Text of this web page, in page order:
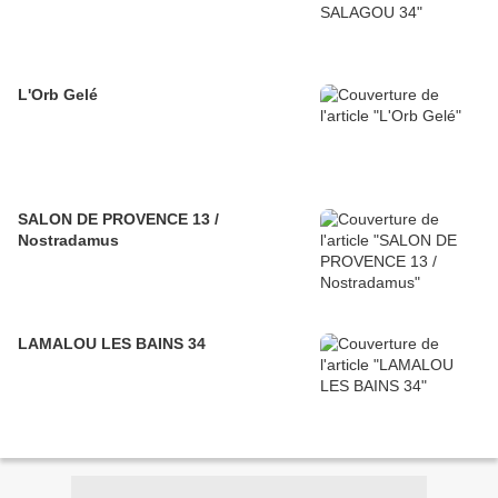
L'Orb Gelé
SALON DE PROVENCE 13 /
Nostradamus
LAMALOU LES BAINS 34